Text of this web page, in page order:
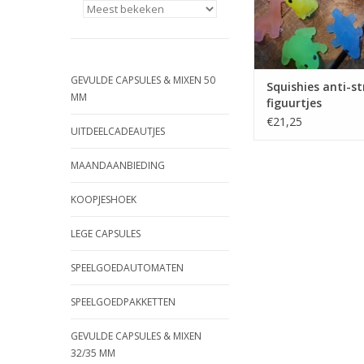
GEVULDE CAPSULES & MIXEN 50
MM
UITDEELCADEAUTJES
MAANDAANBIEDING
KOOPJESHOEK
LEGE CAPSULES
SPEELGOEDAUTOMATEN
SPEELGOEDPAKKETTEN
GEVULDE CAPSULES & MIXEN
32/35 MM
Squishies anti-
figuurtjes
€21,25